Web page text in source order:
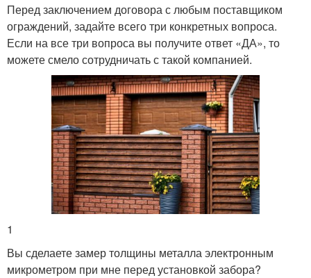
Перед заключением договора с любым поставщиком
ограждений, задайте всего три конкретных вопроса.
Если на все три вопроса вы получите ответ «ДА», то
можете смело сотрудничать с такой компанией.
1
Вы сделаете замер толщины металла электронным
микрометром при мне перед установкой забора?